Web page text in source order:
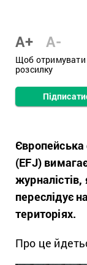
A+ A-
Щоб отримувати
розсилку
Європейська
(EFJ)
переслідує
територіях.
Про це